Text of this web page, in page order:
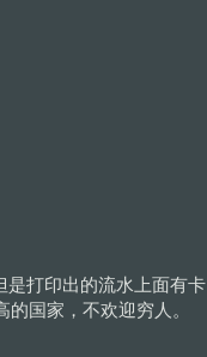
是打印出的流水上面有卡
国家，不欢迎穷人。